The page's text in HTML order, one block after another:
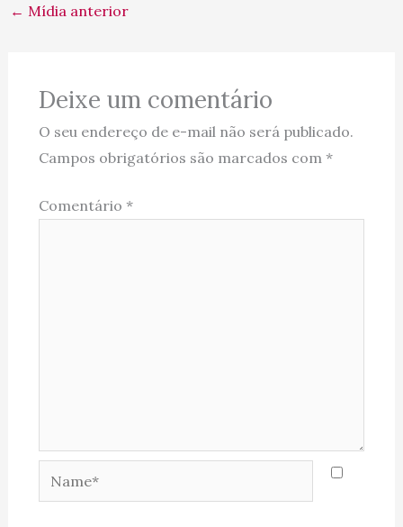
← Mídia anterior
Deixe um comentário
O seu endereço de e-mail não será publicado.
Campos obrigatórios são marcados com *
Comentário *
Name*